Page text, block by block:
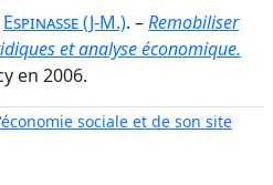
Espinasse(J-M.). –Remobiliser
et analyse économique.
en 2006.
sociale et de son site